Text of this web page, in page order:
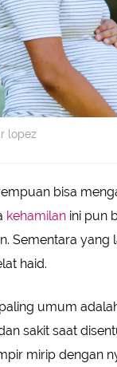
lopez
bisa
kehamilan ini pun
Sementara
haid.
umum
sakit saat
mirip dengan